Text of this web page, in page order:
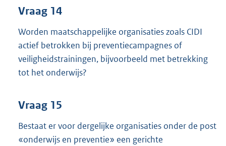
Vraag 14
Worden maatschappelijke organisaties zoals CIDI
actief betrokken bij preventiecampagnes of
veiligheidstrainingen, bijvoorbeeld met betrekking
tot het onderwijs?
Vraag 15
Bestaat er voor dergelijke organisaties onder de post
«onderwijs en preventie» een gerichte